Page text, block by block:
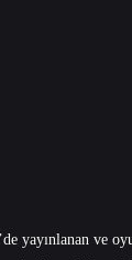
yayınlanan ve